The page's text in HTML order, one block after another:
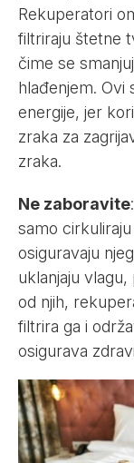
Rekuperatori
filtriraju štetne
čime se
hlađenjem. Ovi
energije, jer
zraka za
zraka.
Ne zaboravite
samo
osiguravaju
uklanjaju
od njih,
filtrira ga i
osigurava